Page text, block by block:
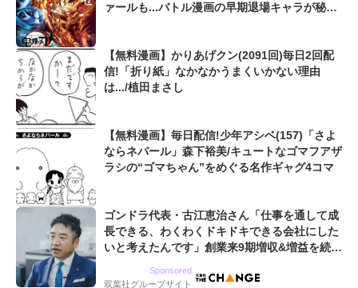
ァールも...バトル漫画の早期退場キャラが秘め
【無料漫画】かりあげクン(2091回)毎日2回配
信!「折り紙」なかなかうまくいかない理由
は.../植田まさし
【無料漫画】毎日配信!少年アシベ(157)「さよ
ならネパール」森下裕美/キュートなゴマフアザ
ラシの“ゴマちゃん”をめぐる名作ギャグ4コマ
ゴンドラ代表・古江恵治さん「仕事を通して成
長できる、わくわくドキドキできる会社にした
いと考えたんです」創業来9期増収&増益を続け
Sponsored
双葉社グループサイト